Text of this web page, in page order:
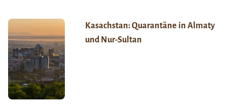
Kasachstan: Quarantäne in Almaty
und Nur-Sultan